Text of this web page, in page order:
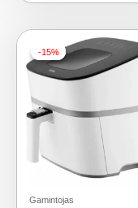
-15%
-15%
Gamintojas